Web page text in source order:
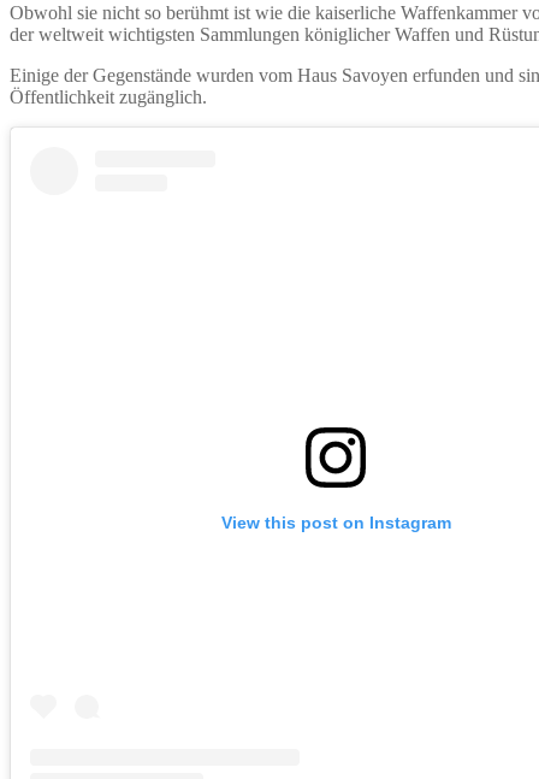
Obwohl sie nicht so berühmt ist wie die kaiserliche Waffenkammer
der weltweit wichtigsten Sammlungen königlicher Waffen und
Einige der Gegenstände wurden vom Haus Savoyen erfunden und
Öffentlichkeit zugänglich.
View this post on Instagram